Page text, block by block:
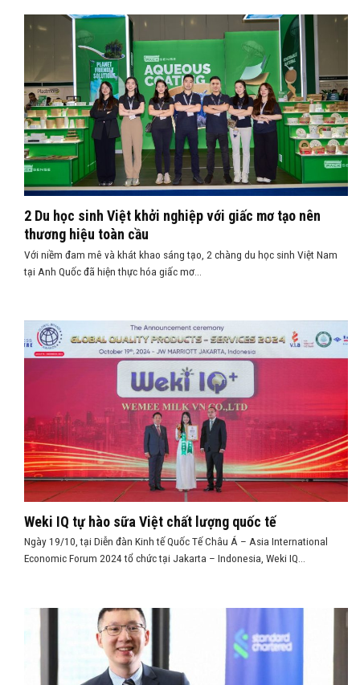
2 Du học sinh Việt khởi nghiệp với giấc mơ tạo nên
thương hiệu toàn cầu
Với niềm đam mê và khát khao sáng tạo, 2 chàng du học sinh Việt Nam
tại Anh Quốc đã hiện thực hóa giấc mơ...
Weki IQ tự hào sữa Việt chất lượng quốc tế
Ngày 19/10, tại Diễn đàn Kinh tế Quốc Tế Châu Á – Asia International
Economic Forum 2024 tổ chức tại Jakarta – Indonesia, Weki IQ...